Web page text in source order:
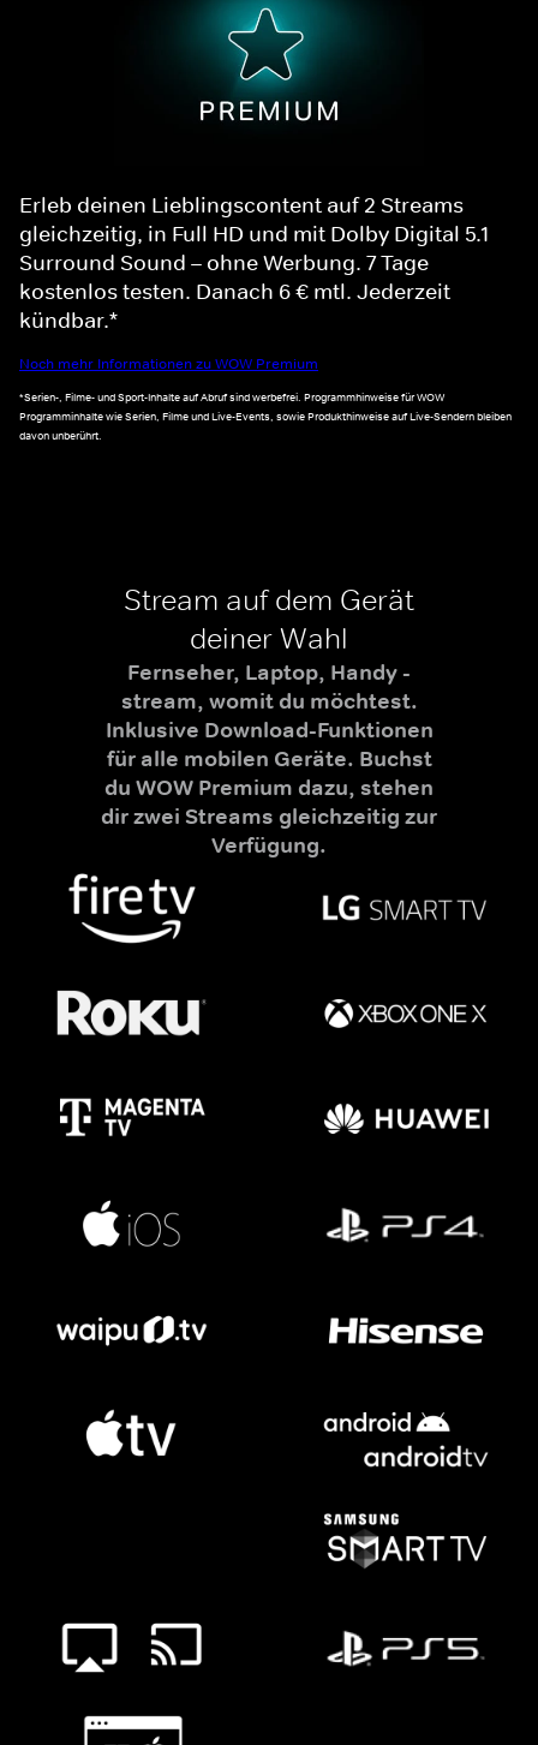
Erleb deinen Lieblingscontent auf 2 Streams
gleichzeitig, in Full HD und mit Dolby Digital 5.1
Surround Sound – ohne Werbung. 7 Tage
kostenlos testen. Danach 6 € mtl. Jederzeit
kündbar.*
Noch mehr Informationen zu WOW Premium
*Serien-, Filme- und Sport-Inhalte auf Abruf sind werbefrei. Programmhinweise für WOW
Programminhalte wie Serien, Filme und Live-Events, sowie Produkthinweise auf Live-Sendern bleiben
davon unberührt.
Stream auf dem Gerät
deiner Wahl
Fernseher, Laptop, Handy -
stream, womit du möchtest.
Inklusive Download-Funktionen
für alle mobilen Geräte. Buchst
du WOW Premium dazu, stehen
dir zwei Streams gleichzeitig zur
Verfügung.